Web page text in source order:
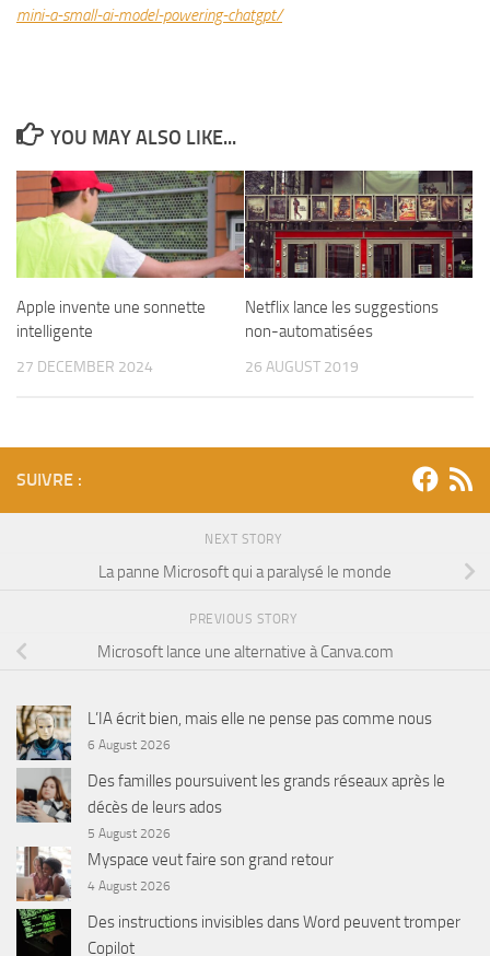
mini-a-small-ai-model-powering-chatgpt/
YOU MAY ALSO LIKE...
Apple invente une sonnette
intelligente
27 DECEMBER 2024
Netflix lance les suggestions
non-automatisées
26 AUGUST 2019
SUIVRE :
NEXT STORY
La panne Microsoft qui a paralysé le monde
PREVIOUS STORY
Microsoft lance une alternative à Canva.com
L’IA écrit bien, mais elle ne pense pas comme nous
6 August 2026
Des familles poursuivent les grands réseaux après le
décès de leurs ados
5 August 2026
Myspace veut faire son grand retour
4 August 2026
Des instructions invisibles dans Word peuvent tromper
Copilot